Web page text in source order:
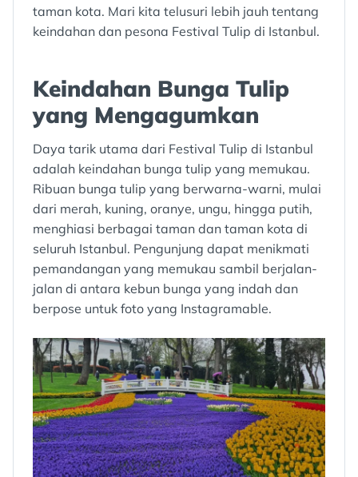
taman kota. Mari kita telusuri lebih jauh tentang
keindahan dan pesona Festival Tulip di Istanbul.
Keindahan Bunga Tulip
yang Mengagumkan
Daya tarik utama dari Festival Tulip di Istanbul
adalah keindahan bunga tulip yang memukau.
Ribuan bunga tulip yang berwarna-warni, mulai
dari merah, kuning, oranye, ungu, hingga putih,
menghiasi berbagai taman dan taman kota di
seluruh Istanbul. Pengunjung dapat menikmati
pemandangan yang memukau sambil berjalan-
jalan di antara kebun bunga yang indah dan
berpose untuk foto yang Instagramable.